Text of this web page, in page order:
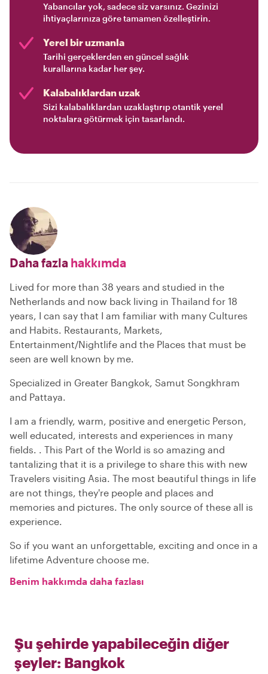
Yabancılar yok, sadece siz varsınız. Gezinizi
ihtiyaçlarınıza göre tamamen özelleştirin.
Yerel bir uzmanla
Tarihi gerçeklerden en güncel sağlık
kurallarına kadar her şey.
Kalabalıklardan uzak
Sizi kalabalıklardan uzaklaştırıp otantik yerel
noktalara götürmek için tasarlandı.
Daha fazla hakkımda
Lived for more than 38 years and studied in the
Netherlands and now back living in Thailand for 18
years, I can say that I am familiar with many Cultures
and Habits. Restaurants, Markets,
Entertainment/Nightlife and the Places that must be
seen are well known by me.
Specialized in Greater Bangkok, Samut Songkhram
and Pattaya.
I am a friendly, warm, positive and energetic Person,
well educated, interests and experiences in many
fields. . This Part of the World is so amazing and
tantalizing that it is a privilege to share this with new
Travelers visiting Asia. The most beautiful things in life
are not things, they're people and places and
memories and pictures. The only source of these all is
experience.
So if you want an unforgettable, exciting and once in a
lifetime Adventure choose me.
Benim hakkımda daha fazlası
Şu şehirde yapabileceğin diğer
şeyler: Bangkok